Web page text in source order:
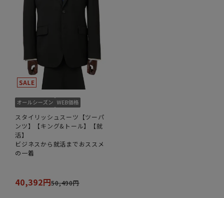
スタイリッシュスーツ【ツーパ
ンツ】【キング&トール】【就
活】
ビジネスから就活までおススメ
の一着
40,392円50,490円